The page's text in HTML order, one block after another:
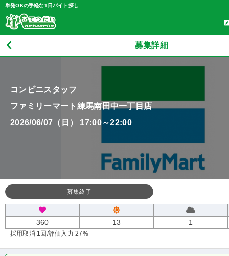
単発OKの手軽な1日バイト探し
募集詳細
コンビニスタッフ
ファミリーマート練馬南田中一丁目店
2026/06/07（日） 17:00～22:00
募集終了
360 13 1
採用取消 1回 /評価入力 27%